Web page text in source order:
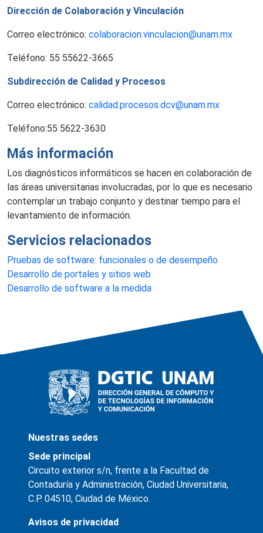
Dirección de Colaboración y Vinculación
Correo electrónico: colaboracion.vinculacion@unam.mx
Teléfono: 55 55622-3665
Subdirección de Calidad y Procesos
Correo electrónico: calidad.procesos.dcv@unam.mx
Teléfono:55 5622-3630
Más información
Los diagnósticos informáticos se hacen en colaboración de
las áreas universitarias involucradas, por lo que es necesario
contemplar un trabajo conjunto y destinar tiempo para el
levantamiento de información.
Servicios relacionados
Pruebas de software: funcionales o de desempeño
Desarrollo de portales y sitios web
Desarrollo de software a la medida
Nuestras sedes
Sede principal
Circuito exterior s/n, frente a la Facultad de
Contaduría y Administración, Ciudad Universitaria,
C.P. 04510, Ciudad de México.
Avisos de privacidad